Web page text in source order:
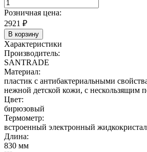
Розничная цена:
2921 ₽
В корзину
Характеристики
Производитель:
SANTRADE
Материал:
пластик с антибактериальными
нежной детской кожи, с нескользящим
Цвет:
бирюзовый
Термометр:
встроенный электронный
Длина:
830 мм